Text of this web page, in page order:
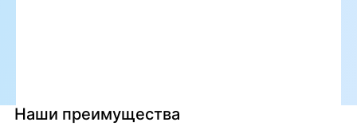
Наши преимущества